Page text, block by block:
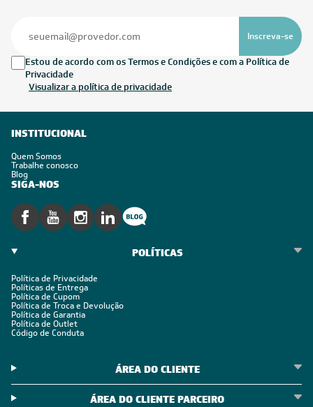
Inscreva-se
Estou de acordo com os Termos e Condições e com a Política de
Privacidade
Visualizar a política de privacidade
INSTITUCIONAL
Quem Somos
Trabalhe conosco
Blog
SIGA-NOS
POLÍTICAS
Política de Privacidade
Políticas de Entrega
Política de Cupom
Política de Troca e Devolução
Política de Garantia
Política de Outlet
Código de Conduta
ÁREA DO CLIENTE
ÁREA DO CLIENTE PARCEIRO